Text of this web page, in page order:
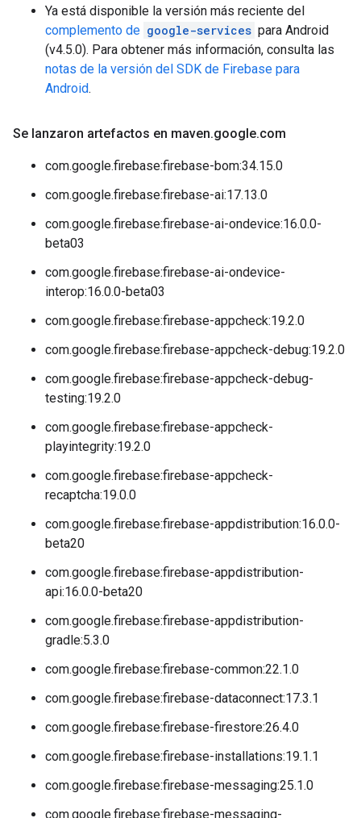
Ya está disponible la versión más reciente del
complemento de google-services para Android
(v4.5.0). Para obtener más información, consulta las
notas de la versión del SDK de Firebase para
Android.
Se lanzaron artefactos en maven.google.com
com.google.firebase:firebase-bom:34.15.0
com.google.firebase:firebase-ai:17.13.0
com.google.firebase:firebase-ai-ondevice:16.0.0-
beta03
com.google.firebase:firebase-ai-ondevice-
interop:16.0.0-beta03
com.google.firebase:firebase-appcheck:19.2.0
com.google.firebase:firebase-appcheck-debug:19.2.0
com.google.firebase:firebase-appcheck-debug-
testing:19.2.0
com.google.firebase:firebase-appcheck-
playintegrity:19.2.0
com.google.firebase:firebase-appcheck-
recaptcha:19.0.0
com.google.firebase:firebase-appdistribution:16.0.0-
beta20
com.google.firebase:firebase-appdistribution-
api:16.0.0-beta20
com.google.firebase:firebase-appdistribution-
gradle:5.3.0
com.google.firebase:firebase-common:22.1.0
com.google.firebase:firebase-dataconnect:17.3.1
com.google.firebase:firebase-firestore:26.4.0
com.google.firebase:firebase-installations:19.1.1
com.google.firebase:firebase-messaging:25.1.0
com.google.firebase:firebase-messaging-